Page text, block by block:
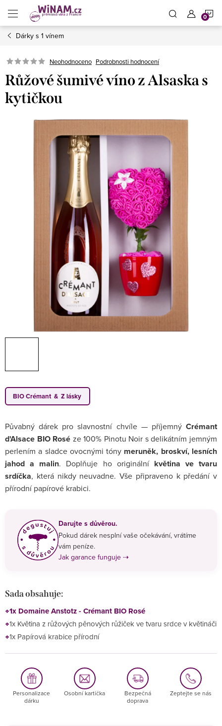
obsah
Dárky s 1 vínem
Neohodnoceno Podrobnosti hodnocení
Růžové šumivé víno z Alsaska s
kytičkou
BIO Crémant & Z lásky
Půvabný dárek pro slavnostní chvíle — příjemný Crémant
d'Alsace BIO Rosé ze 100% Pinotu Noir s delikátním jemným
perlením a sladce ovocnými tóny meruněk, broskví, lesních
jahod a malin. Doplňuje ho originální květina ve tvaru
srdíčka, která nikdy neuvadne. Vše připraveno k předání v
přírodní papírové krabici.
Darujte s důvěrou.
Pokud dárek nesplní vaše očekávání, vrátíme
vám peníze.
Jak garance funguje ⇢
Sada obsahuje:
1x Domaine Anstotz - Crémant BIO Rosé
1x Květina z růžových pěnových růžiček ve tvaru srdce v květináči
1x Papírová krabice přírodní
Personalizace
dárku
Osobní kartička
Bezpečná
doprava
Zeptejte se nás